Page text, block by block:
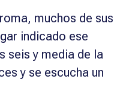
muchos de sus
indicado ese
seis y media de la
y se escucha un